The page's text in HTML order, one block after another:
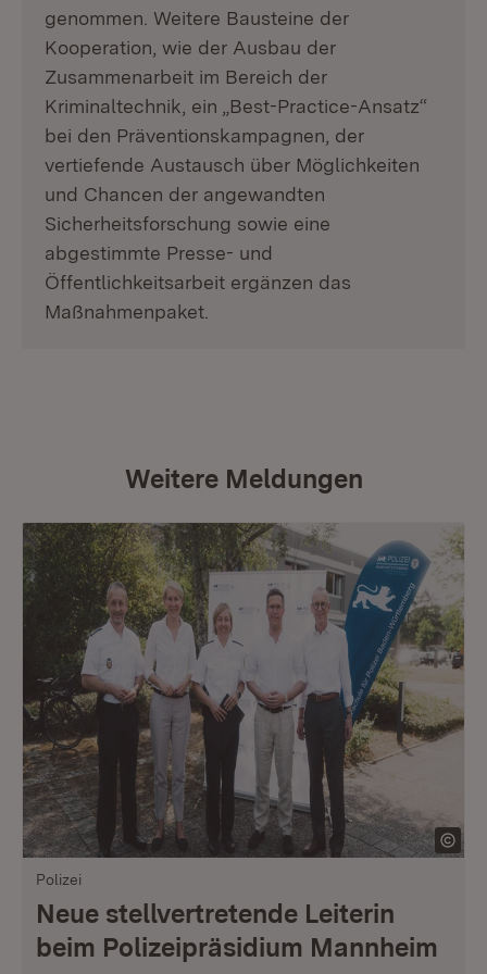
genommen. Weitere Bausteine der
Kooperation, wie der Ausbau der
Zusammenarbeit im Bereich der
Kriminaltechnik, ein „Best-Practice-Ansatz“
bei den Präventionskampagnen, der
vertiefende Austausch über Möglichkeiten
und Chancen der angewandten
Sicherheitsforschung sowie eine
abgestimmte Presse- und
Öffentlichkeitsarbeit ergänzen das
Maßnahmenpaket.
Weitere Meldungen
Polizei
Neue stellvertretende Leiterin
beim Polizeipräsidium Mannheim